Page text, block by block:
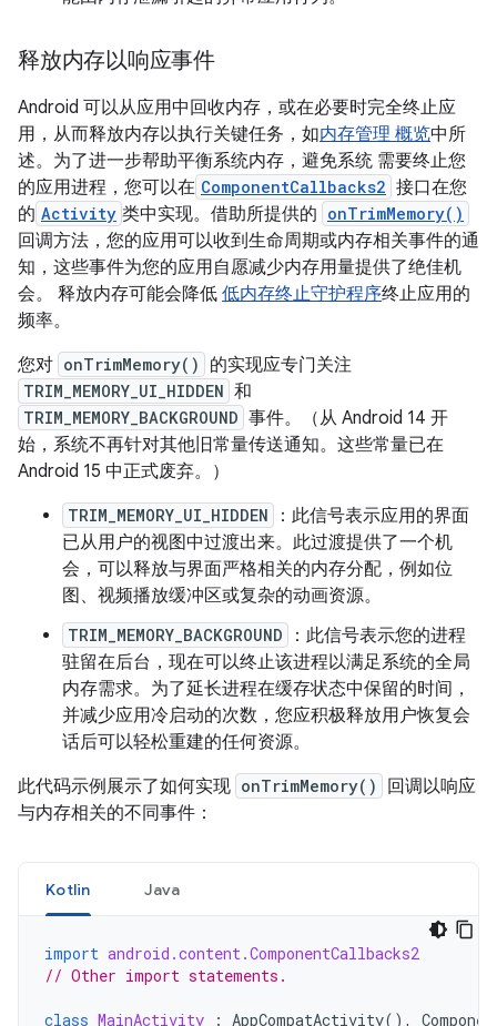
释放内存以响应事件
Android 可以从应用中回收内存，或在必要时完全终止应
用，从而释放内存以执行关键任务，如内存管理 概览中所
述。为了进一步帮助平衡系统内存，避免系统 需要终止您
的应用进程，您可以在 ComponentCallbacks2 接口在您
的 Activity 类中实现。借助所提供的 onTrimMemory()
回调方法，您的应用可以收到生命周期或内存相关事件的通
知，这些事件为您的应用自愿减少内存用量提供了绝佳机
会。 释放内存可能会降低 低内存终止守护程序终止应用的
频率。
您对 onTrimMemory() 的实现应专门关注
TRIM_MEMORY_UI_HIDDEN 和
TRIM_MEMORY_BACKGROUND 事件。（从 Android 14 开
始，系统不再针对其他旧常量传送通知。这些常量已在
Android 15 中正式废弃。）
TRIM_MEMORY_UI_HIDDEN
：此信号表示应用的界面
已从用户的视图中过渡出来。此过渡提供了一个机
会，可以释放与界面严格相关的内存分配，例如位
图、视频播放缓冲区或复杂的动画资源。
TRIM_MEMORY_BACKGROUND
：此信号表示您的进程
驻留在后台，现在可以终止该进程以满足系统的全局
内存需求。为了延长进程在缓存状态中保留的时间，
并减少应用冷启动的次数，您应积极释放用户恢复会
话后可以轻松重建的任何资源。
此代码示例展示了如何实现 onTrimMemory()
回调以响应
与内存相关的不同事件：
Kotlin Java
import android.content.ComponentCallbacks2
// Other import statements.
class MainActivity : AppCompatActivity(),